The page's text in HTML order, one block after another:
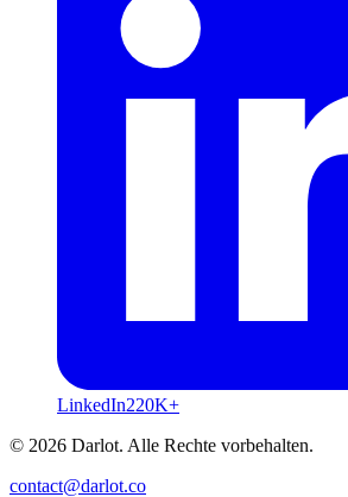
LinkedIn220K+
© 2026 Darlot. Alle Rechte vorbehalten.
contact@darlot.co